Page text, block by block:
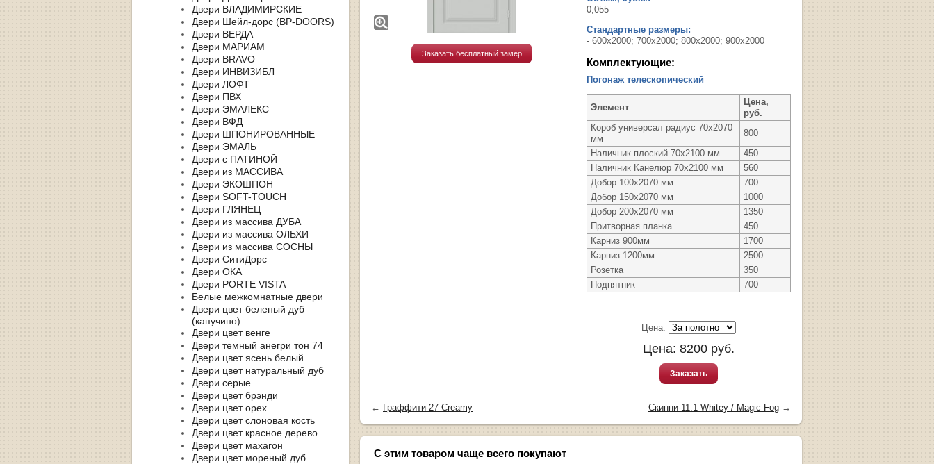
Двери ВЛАДИМИРСКИЕ
Двери Шейл-дорс (BP-DOORS)
Двери ВЕРДА
Двери МАРИАМ
Двери BRAVO
Двери ИНВИЗИБЛ
Двери ЛОФТ
Двери ПВХ
Двери ЭМАЛЕКС
Двери ВФД
Двери ШПОНИРОВАННЫЕ
Двери ЭМАЛЬ
Двери с ПАТИНОЙ
Двери из МАССИВА
Двери ЭКОШПОН
Двери SOFT-TOUCH
Двери ГЛЯНЕЦ
Двери из массива ДУБА
Двери из массива ОЛЬХИ
Двери из массива СОСНЫ
Двери СитиДорс
Двери ОКА
Двери PORTE VISTA
Белые межкомнатные двери
Двери цвет беленый дуб
(капучино)
Двери цвет венге
Двери темный анегри тон 74
Двери цвет ясень белый
Двери цвет натуральный дуб
Двери серые
Двери цвет брэнди
Двери цвет орех
Двери цвет слоновая кость
Двери цвет красное дерево
Двери цвет махагон
Двери цвет мореный дуб
Заказать бесплатный замер
0,055
Стандартные размеры:
- 600х2000; 700х2000; 800х2000; 900х2000
Комплектующие:
Погонаж телескопический
Элемент
Цена,
руб.
Короб универсал радиус 70х2070
мм
800
Наличник плоский 70х2100 мм
450
Наличник Канелюр 70х2100 мм
560
Добор 100х2070 мм
700
Добор 150х2070 мм
1000
Добор 200х2070 мм
1350
Притворная планка
450
Карниз 900мм
1700
Карниз 1200мм
2500
Розетка
350
Подпятник
700
Цена:
Цена: 8200 руб.
Заказать
← Граффити-27 Creamy Скинни-11.1 Whitey / Magic Fog →
С этим товаром чаще всего покупают